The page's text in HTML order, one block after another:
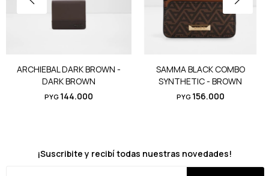
ARCHIEBAL DARK BROWN -
DARK BROWN
PYG 144.000
SAMMA BLACK COMBO
SYNTHETIC - BROWN
PYG 156.000
¡Suscribite y recibí todas nuestras novedades!